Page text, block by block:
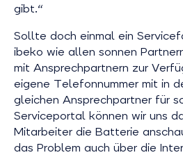
gibt.“
Sollte doch einmal ein
ibeko wie allen sonnen
mit Ansprechpartnern zur
eigene Telefonnummer mit in
gleichen Ansprechpartner für
Serviceportal können wir uns
Mitarbeiter die Batterie
das Problem auch über die